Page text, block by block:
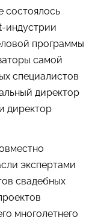
состоялось
индустрии
программы
самой
специалистов
директор
директор
экспертами
свадебных
многолетнего